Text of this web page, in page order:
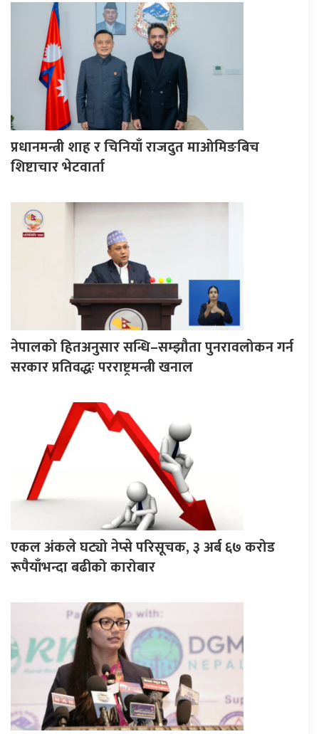
प्रधानमन्त्री शाह र चिनियाँ राजदुत माओमिङबिच
शिष्टाचार भेटवार्ता
नेपालको हितअनुसार सन्धि–सम्झौता पुनरावलोकन गर्न
सरकार प्रतिवद्धः परराष्ट्रमन्त्री खनाल
एकल अंकले घट्यो नेप्से परिसूचक, ३ अर्ब ६७ करोड
रूपैयाँभन्दा बढीको कारोबार